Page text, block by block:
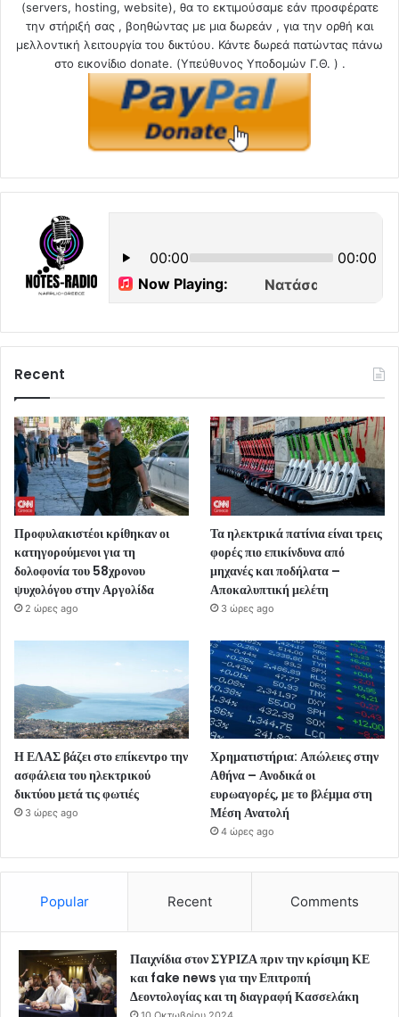
(servers, hosting, website), θα το εκτιμούσαμε εάν προσφέρατε
την στήριξή σας , βοηθώντας με μια δωρεάν , για την ορθή και
μελλοντική λειτουργία του δικτύου. Κάντε δωρεά πατώντας πάνω
στο εικονίδιο donate. (Υπεύθυνος Υποδομών Γ.Θ. ) .
Recent
Προφυλακιστέοι κρίθηκαν οι
κατηγορούμενοι για τη
δολοφονία του 58χρονου
ψυχολόγου στην Αργολίδα
2 ώρες ago
Τα ηλεκτρικά πατίνια είναι τρεις
φορές πιο επικίνδυνα από
μηχανές και ποδήλατα –
Αποκαλυπτική μελέτη
3 ώρες ago
Η ΕΛΑΣ βάζει στο επίκεντρο την
ασφάλεια του ηλεκτρικού
δικτύου μετά τις φωτιές
3 ώρες ago
Χρηματιστήρια: Απώλειες στην
Αθήνα – Ανοδικά οι
ευρωαγορές, με το βλέμμα στη
Μέση Ανατολή
4 ώρες ago
Popular Recent Comments
Παιχνίδια στον ΣΥΡΙΖΑ πριν την κρίσιμη ΚΕ
και fake news για την Επιτροπή
Δεοντολογίας και τη διαγραφή Κασσελάκη